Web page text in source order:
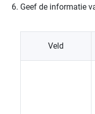
Geef de informatie
Veld